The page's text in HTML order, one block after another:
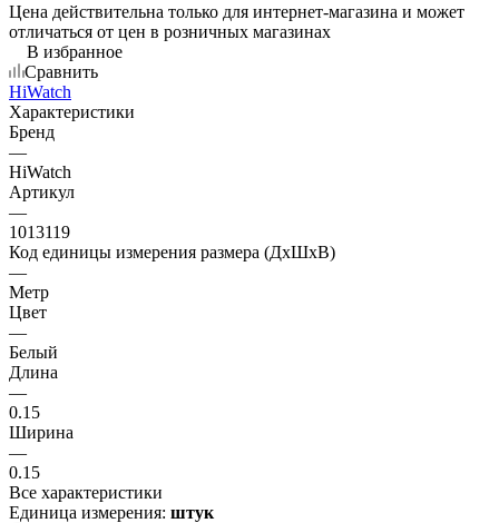
Цена действительна только для интернет-магазина и может
отличаться от цен в розничных магазинах
В избранное
Сравнить
HiWatch
Характеристики
Бренд
—
HiWatch
Артикул
—
1013119
Код единицы измерения размера (ДхШхВ)
—
Метр
Цвет
—
Белый
Длина
—
0.15
Ширина
—
0.15
Все характеристики
Единица измерения: штук